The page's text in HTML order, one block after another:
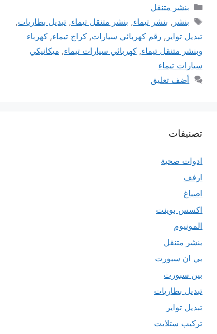
التصنيفات
بنشر متنقل
الوسوم
بنشر , بنشر تيماء, بنشر متنقل تيماء,تبديل بطاريات,
تبديل تواير , رقم كهربائي سيارات, كراج تيماء, كهرباء
وبنشر متنقل تيماء, كهربائي سيارات تيماء, ميكانيكي
سيارات تيماء
أضف تعليق
تصنيفات
ادوات صحية
ارفف
اصباغ
اكسس بوينت
المونيوم
بنشر متنقل
بي ان سبورت
بين سبورت
تبديل بطاريات
تبديل تواير
تركيب ستلايت